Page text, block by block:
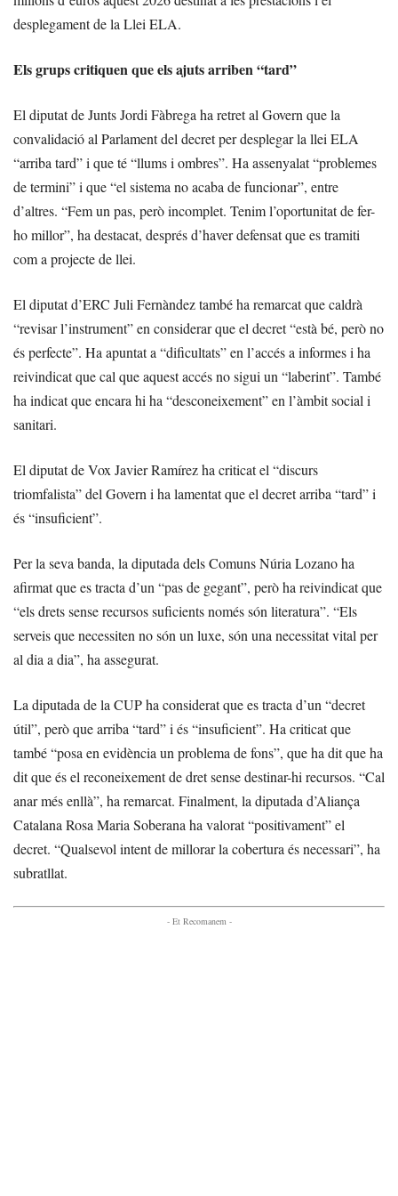
desplegament de la Llei ELA.
Els grups critiquen que els ajuts arriben “tard”
El diputat de Junts Jordi Fàbrega ha retret al Govern que la
convalidació al Parlament del decret per desplegar la llei ELA
“arriba tard” i que té “llums i ombres”. Ha assenyalat “problemes
de termini” i que “el sistema no acaba de funcionar”, entre
d’altres. “Fem un pas, però incomplet. Tenim l’oportunitat de fer-
ho millor”, ha destacat, després d’haver defensat que es tramiti
com a projecte de llei.
El diputat d’ERC Juli Fernàndez també ha remarcat que caldrà
“revisar l’instrument” en considerar que el decret “està bé, però no
és perfecte”. Ha apuntat a “dificultats” en l’accés a informes i ha
reivindicat que cal que aquest accés no sigui un “laberint”. També
ha indicat que encara hi ha “desconeixement” en l’àmbit social i
sanitari.
El diputat de Vox Javier Ramírez ha criticat el “discurs
triomfalista” del Govern i ha lamentat que el decret arriba “tard” i
és “insuficient”.
Per la seva banda, la diputada dels Comuns Núria Lozano ha
afirmat que es tracta d’un “pas de gegant”, però ha reivindicat que
“els drets sense recursos suficients només són literatura”. “Els
serveis que necessiten no són un luxe, són una necessitat vital per
al dia a dia”, ha assegurat.
La diputada de la CUP ha considerat que es tracta d’un “decret
útil”, però que arriba “tard” i és “insuficient”. Ha criticat que
també “posa en evidència un problema de fons”, que ha dit que ha
dit que és el reconeixement de dret sense destinar-hi recursos. “Cal
anar més enllà”, ha remarcat. Finalment, la diputada d’Aliança
Catalana Rosa Maria Soberana ha valorat “positivament” el
decret. “Qualsevol intent de millorar la cobertura és necessari”, ha
subratllat.
- Et Recomanem -